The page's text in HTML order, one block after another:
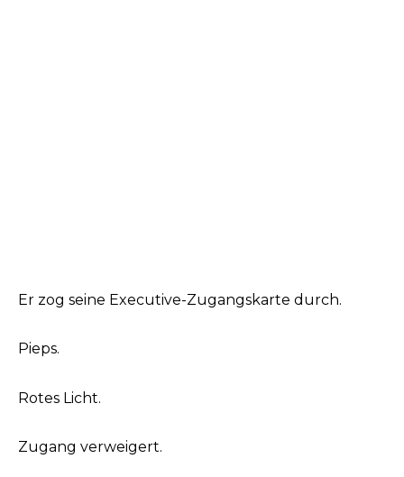
Er zog seine Executive-Zugangskarte durch.
Pieps.
Rotes Licht.
Zugang verweigert.